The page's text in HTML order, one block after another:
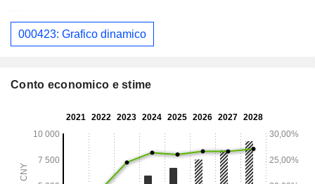
000423: Grafico dinamico
Conto economico e stime